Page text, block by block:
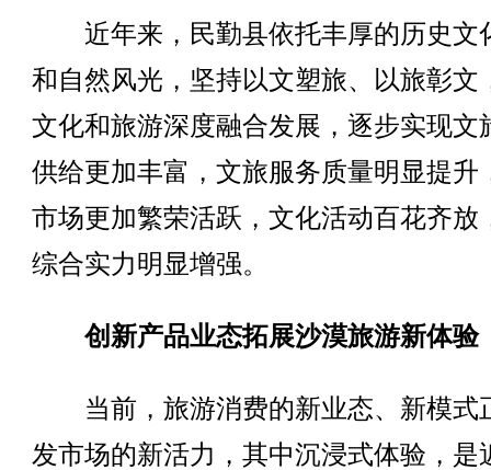
近年来，民勤县依托丰厚的历史文
和自然风光，坚持以文塑旅、以旅彰文
文化和旅游深度融合发展，逐步实现文
供给更加丰富，文旅服务质量明显提升
市场更加繁荣活跃，文化活动百花齐放
综合实力明显增强。
创新产品业态拓展沙漠旅游新体验
当前，旅游消费的新业态、新模式
发市场的新活力，其中沉浸式体验，是